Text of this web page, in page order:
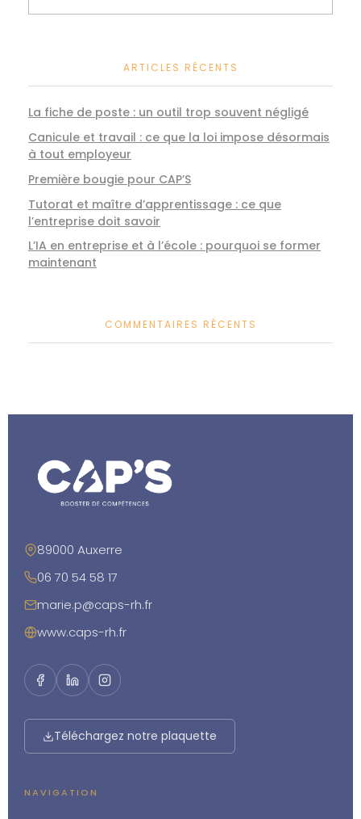
ARTICLES RÉCENTS
La fiche de poste : un outil trop souvent négligé
Canicule et travail : ce que la loi impose désormais
à tout employeur
Première bougie pour CAP’S
Tutorat et maître d’apprentissage : ce que
l’entreprise doit savoir
L’IA en entreprise et à l’école : pourquoi se former
maintenant
COMMENTAIRES RÉCENTS
89000 Auxerre
06 70 54 58 17
marie.p@caps-rh.fr
www.caps-rh.fr
Téléchargez notre plaquette
NAVIGATION